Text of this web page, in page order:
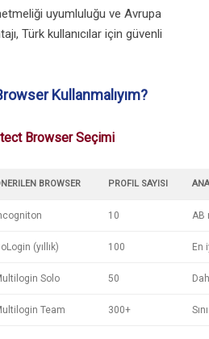
uyumluluğu ve Avrupa
Türk kullanıcılar için güvenli
Kullanmalıyım?
Browser Seçimi
BROWSER PROFIL SAYISI
10 AB
(yıllık) 100 En
Solo 50
Team 300+